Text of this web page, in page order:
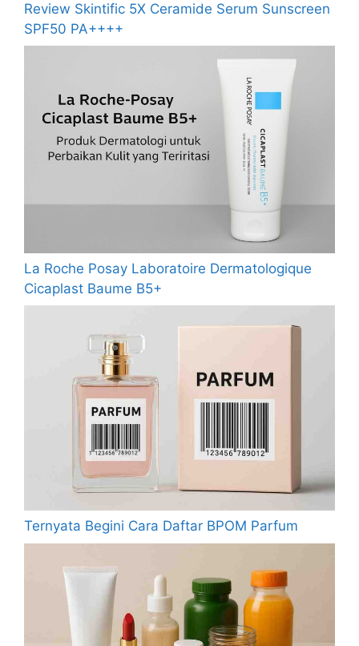
Review Skintific 5X Ceramide Serum Sunscreen
SPF50 PA++++
La Roche Posay Laboratoire Dermatologique
Cicaplast Baume B5+
Ternyata Begini Cara Daftar BPOM Parfum